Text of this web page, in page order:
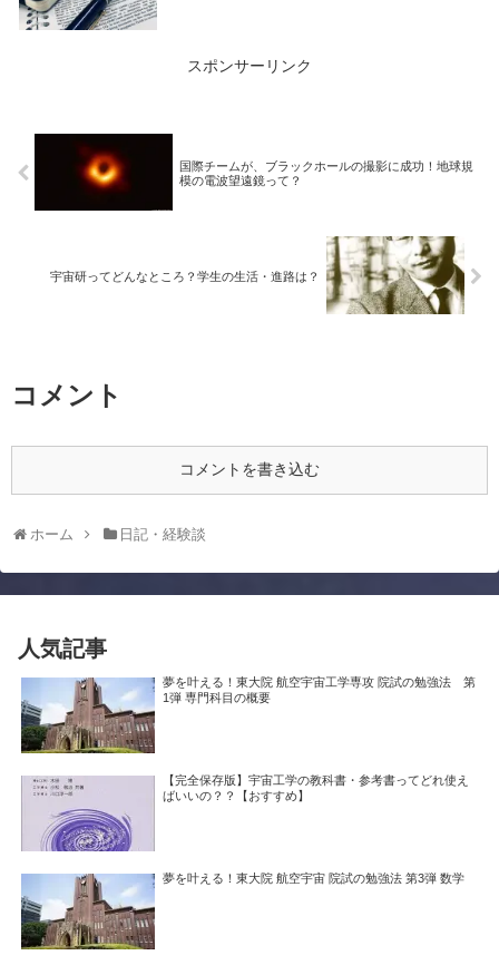
スポンサーリンク
国際チームが、ブラックホールの撮影に成功！地球規
模の電波望遠鏡って？
宇宙研ってどんなところ？学生の生活・進路は？
コメント
コメントを書き込む
ホーム 日記・経験談
人気記事
夢を叶える！東大院 航空宇宙工学専攻 院試の勉強法 第
1弾 専門科目の概要
【完全保存版】宇宙工学の教科書・参考書ってどれ使え
ばいいの？？【おすすめ】
夢を叶える！東大院 航空宇宙 院試の勉強法 第3弾 数学